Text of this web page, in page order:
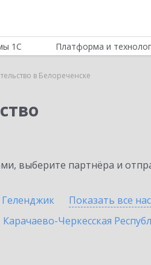
1С Платформа и
в Белореченске
выберите партнёра и
Геленджик Показать все
Карачаево-Черкесская